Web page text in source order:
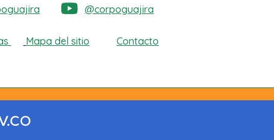
@corpoguajira
Mapa del sitio Contacto